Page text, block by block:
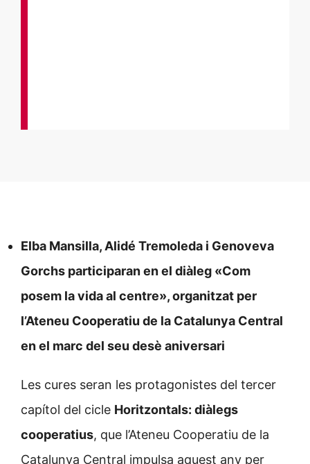
Elba Mansilla, Alidé Tremoleda i Genoveva
Gorchs participaran en el diàleg «Com
posem la vida al centre», organitzat per
l’Ateneu Cooperatiu de la Catalunya Central
en el marc del seu desè aniversari
Les cures seran les protagonistes del tercer
capítol del cicle Horitzontals: diàlegs
cooperatius, que l’Ateneu Cooperatiu de la
Catalunya Central impulsa aquest any per